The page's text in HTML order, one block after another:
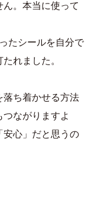
。本当に使って
たシールを自分で
れました。
落ち着かせる方法
ながりますよ
安心」だと思うの